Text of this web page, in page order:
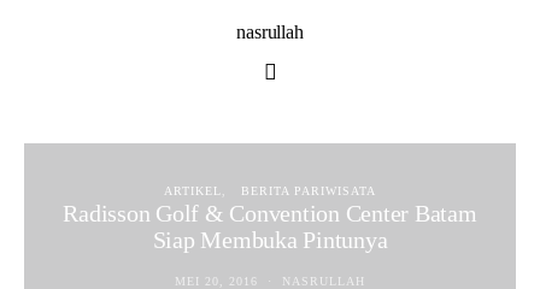
nasrullah
ARTIKEL BERITA PARIWISATA
Radisson Golf & Convention Center Batam
Siap Membuka Pintunya
MEI 20, 2016 NASRULLAH